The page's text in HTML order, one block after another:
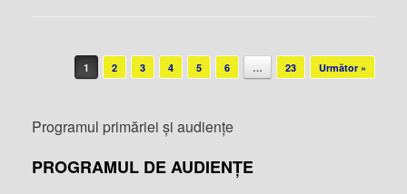
Post navigation
1 2 3 4 5 6 … 23 Următor »
Programul primăriei și audiențe
PROGRAMUL DE AUDIENȚE